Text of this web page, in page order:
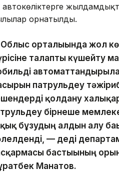
автокөліктерге
орнатылды.
орталығында жол
талапты күшейту
патрульдеу
қолдану
бірнеше
бұзудың алдын алу
— деді
бастығының
Манатов.